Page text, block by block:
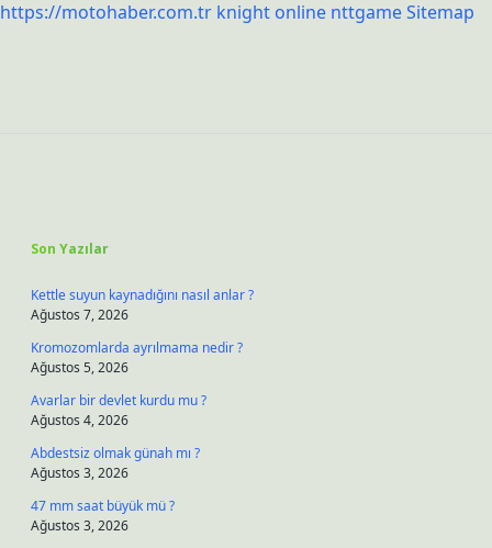
https://motohaber.com.tr knight online nttgameSitemap
Son Yazılar
Kettle suyun kaynadığını nasıl anlar ?
Ağustos 7, 2026
Kromozomlarda ayrılmama nedir ?
Ağustos 5, 2026
Avarlar bir devlet kurdu mu ?
Ağustos 4, 2026
Abdestsiz olmak günah mı ?
Ağustos 3, 2026
47 mm saat büyük mü ?
Ağustos 3, 2026